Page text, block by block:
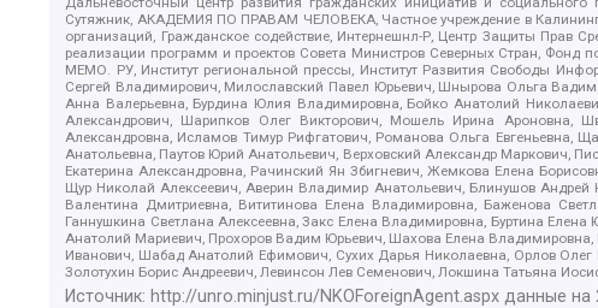
Сутяжник, АКАДЕМИЯ ПО ПРАВАМ ЧЕЛОВЕКА, Частное учреждение в
организаций, Гражданское содействие, Интернешнл-Р, Центр Защиты Прав
реализации программ и проектов Совета Министров Северных Стран, Фонд
МЕМО. РУ, Институт региональной прессы, Институт Развития Свободы
Сергей Владимирович, Милославский Павел Юрьевич, Шнырова Ольга
Анна Валерьевна, Бурдина Юлия Владимировна, Бойко Анатолий
Александрович, Шарипков Олег Викторович, Мошель Ирина Ароновна,
Александровна, Исламов Тимур Рифгатович, Романова Ольга Евгеньевна,
Анатольевна, Паутов Юрий Анатольевич, Верховский Александр Маркович,
Екатерина Александровна, Рачинский Ян Збигневич, Жемкова Елена
Щур Николай Алексеевич, Аверин Владимир Анатольевич, Блинушов
Валентина Дмитриевна, Вититинова Елена Владимировна, Баженова
Ганнушкина Светлана Алексеевна, Закс Елена Владимировна, Буртина
Анатолий Мариевич, Прохоров Вадим Юрьевич, Шахова Елена Владимировна,
Иванович, Шабад Анатолий Ефимович, Сухих Дарья Николаевна, Орлов
Золотухин Борис Андреевич, Левинсон Лев Семенович, Локшина Татьяна
Источник: http://unro.minjust.ru/NKOForeignAgent.aspx данные на